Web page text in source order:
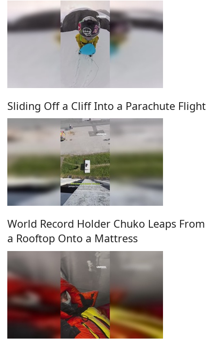
Sliding Off a Cliff Into a Parachute Flight
World Record Holder Chuko Leaps From
a Rooftop Onto a Mattress